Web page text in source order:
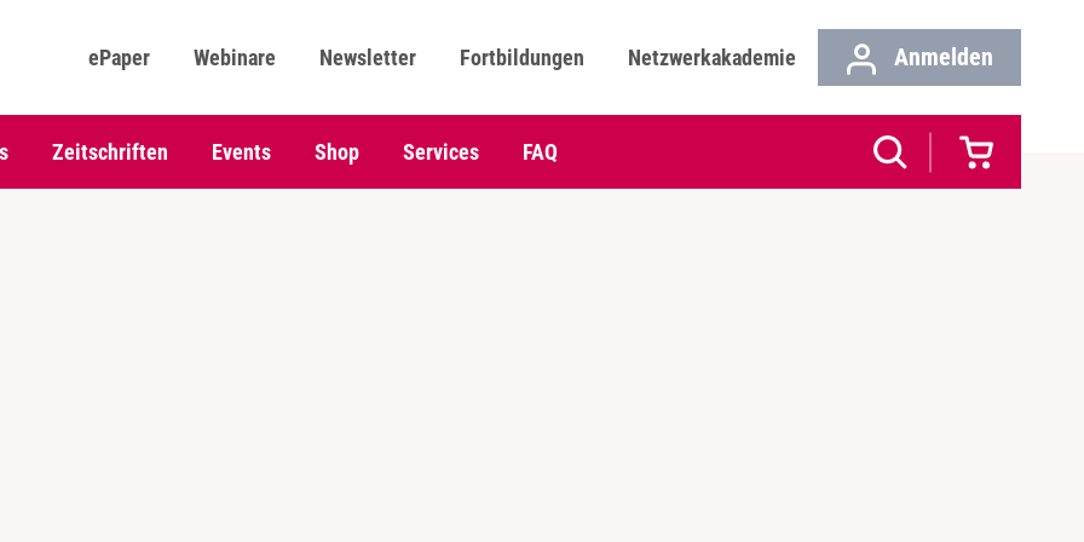
ePaper Webinare Newsletter Fortbildungen Netzwerkakademie Anmelden
Zeitschriften Events Shop Services FAQ